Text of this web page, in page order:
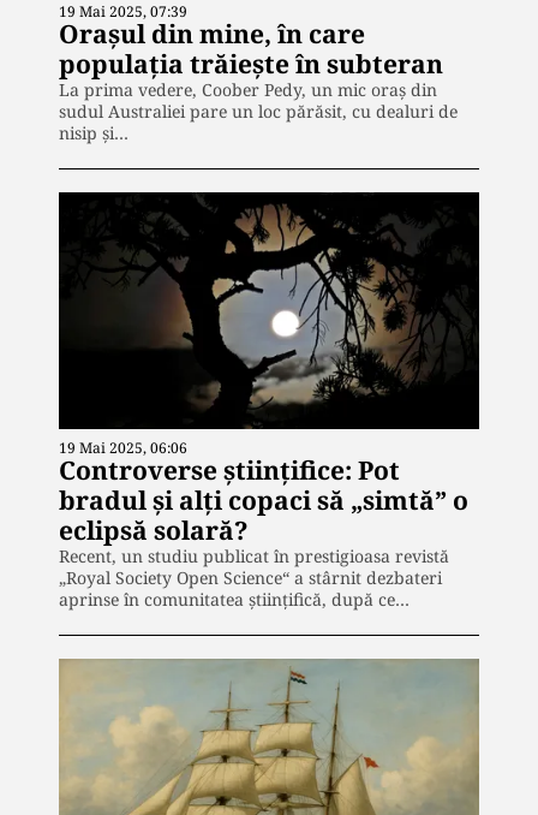
19 Mai 2025, 07:39
Orașul din mine, în care
populația trăiește în subteran
La prima vedere, Coober Pedy, un mic oraș din
sudul Australiei pare un loc părăsit, cu dealuri de
nisip și…
19 Mai 2025, 06:06
Controverse științifice: Pot
bradul și alți copaci să „simtă” o
eclipsă solară?
Recent, un studiu publicat în prestigioasa revistă
„Royal Society Open Science“ a stârnit dezbateri
aprinse în comunitatea științifică, după ce…